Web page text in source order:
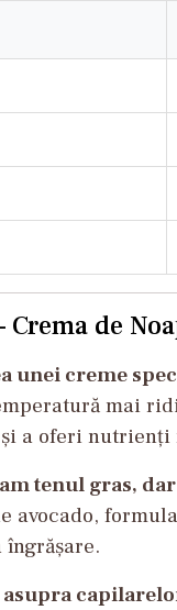
de
unei creme
mai
a oferi
tenul gras,
avocado,
asupra